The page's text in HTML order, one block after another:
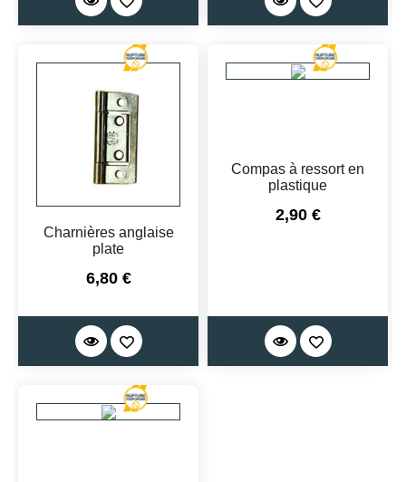
Charnières anglaise
plate
Prix
6,80 €
Compas à ressort en
plastique
Prix
2,90 €